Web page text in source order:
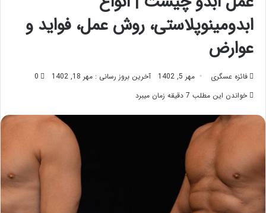
ابدومینوپلاستی، روش عمل، فواید و
عوارض
فائزه عسگری مهر 5, 1402 آخرین بروز رسانی : مهر 18, 1402
0
خواندن این مطلب 7 دقیقه زمان میبرد